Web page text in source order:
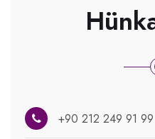
+90 212 249 91 99